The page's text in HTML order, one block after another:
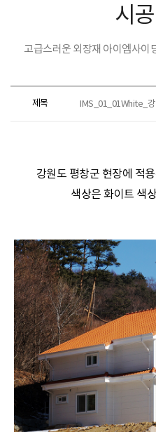
시
고급스러운 외장재 아이엠사이
제목 IMS_01_01White_
강원도 평창군 현장​​에 적
색상은 화이트 색